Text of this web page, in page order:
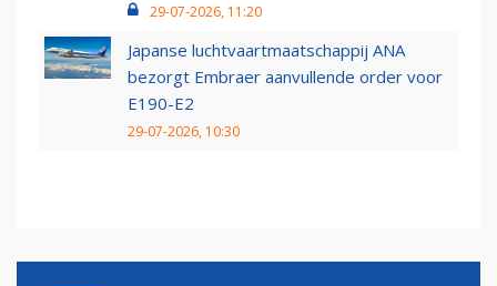
29-07-2026, 11:20
Japanse luchtvaartmaatschappij ANA
bezorgt Embraer aanvullende order voor
E190-E2
29-07-2026, 10:30